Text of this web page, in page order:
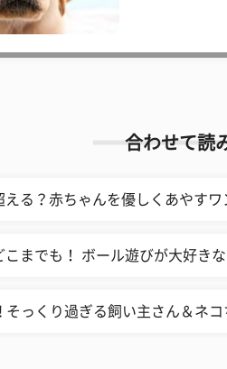
合わせて読
える？赤ちゃんを優しくあやすワ
こまでも！ ボール遊びが大好き
そっくり過ぎる飼い主さん＆ネ